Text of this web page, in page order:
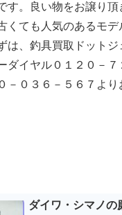
す。良い物をお譲り
くても人気のあるモ
は、釣具買取ドットジ
ダイヤル０１２０－７
－０３６－５６７より
ダイワ・シマノの